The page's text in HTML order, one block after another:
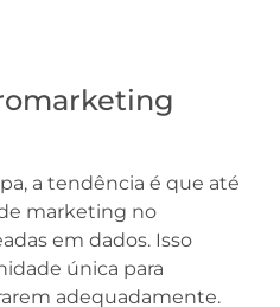
a tendência é que até
marketing no
em dados. Isso
única para
adequadamente.